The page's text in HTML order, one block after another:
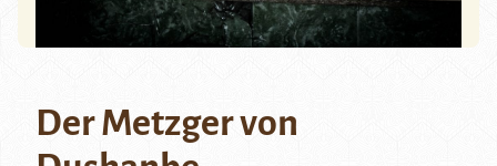
Der Metzger von